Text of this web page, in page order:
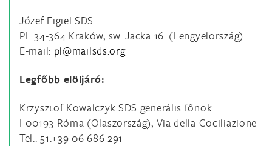
Józef Figiel SDS
PL 34-364 Kraków, sw. Jacka 16. (Lengyelország)
E-mail:
Legfőbb elöljáró:
Krzysztof Kowalczyk SDS generális főnök
I-00193 Róma (Olaszország), Via della Cociliazione
Tel.: 51.+39 06 686 291